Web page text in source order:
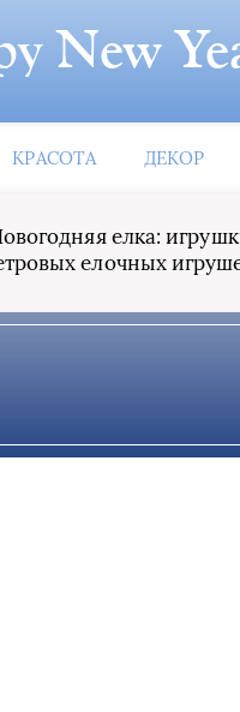
New
КРАСОТА ДЕКОР
елка:
елочных